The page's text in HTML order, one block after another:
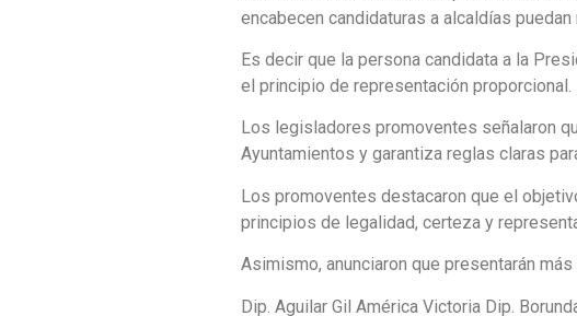
encabecen candidaturas a alcaldías
Es decir que la persona candidata a la
el principio de representación proporcional.
Los legisladores promoventes señalaron
Ayuntamientos y garantiza reglas claras
Los promoventes destacaron que el
principios de legalidad, certeza y
Asimismo, anunciaron que presentarán
Dip. Aguilar Gil América Victoria Dip.